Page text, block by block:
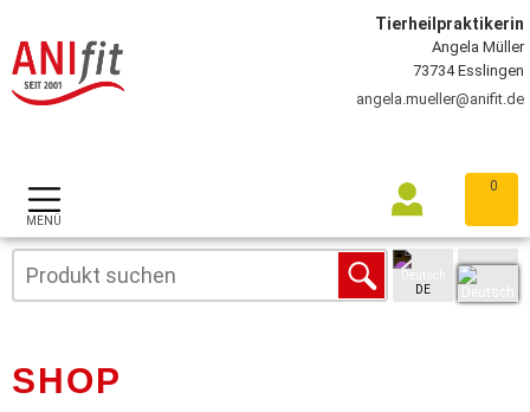
MENÜ
0
Tierheilpraktikerin
Angela Müller
73734 Esslingen
angela.mueller@anifit.de
DE
SHOP